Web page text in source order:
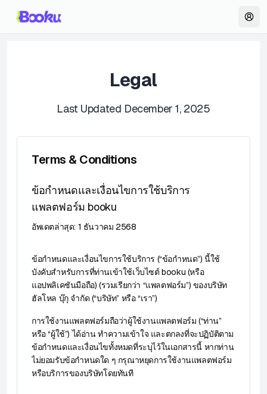
Legal
Last Updated December 1, 2025
Terms & Conditions
ข้อกำหนดและเงื่อนไขการใช้บริการ
แพลตฟอร์ม booku
อัพเดตล่าสุด: 1 ธันวาคม 2568
ข้อกำหนดและเงื่อนไขการใช้บริการ (“ข้อกำหนด”) นี้ใช้
บังคับสำหรับการที่ท่านเข้าใช้เว็บไซต์ booku (หรือ
แอปพลิเคชันมือถือ) (รวมเรียกว่า “แพลตฟอร์ม”) ของบริษัท
ฮัลโหล บุ๊กุ จำกัด (“บริษัท” หรือ “เรา”)
การใช้งานแพลตฟอร์มถือว่าผู้ใช้งานแพลตฟอร์ม (“ท่าน”
หรือ “ผู้ใช้”) ได้อ่าน ทำความเข้าใจ และตกลงที่จะปฏิบัติตาม
ข้อกำหนดและเงื่อนไขทั้งหมดที่ระบุไว้ในเอกสารนี้ หากท่าน
ไม่ยอมรับข้อกำหนดใด ๆ กรุณาหยุดการใช้งานแพลตฟอร์ม
หรือบริการของบริษัทโดยทันที